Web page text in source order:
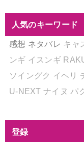
人気のキーワード
感想 ネタバレ キャ
ンギ イスンギ
ソイングク イヘリ
U-NEXT ナイヌ パ
登録